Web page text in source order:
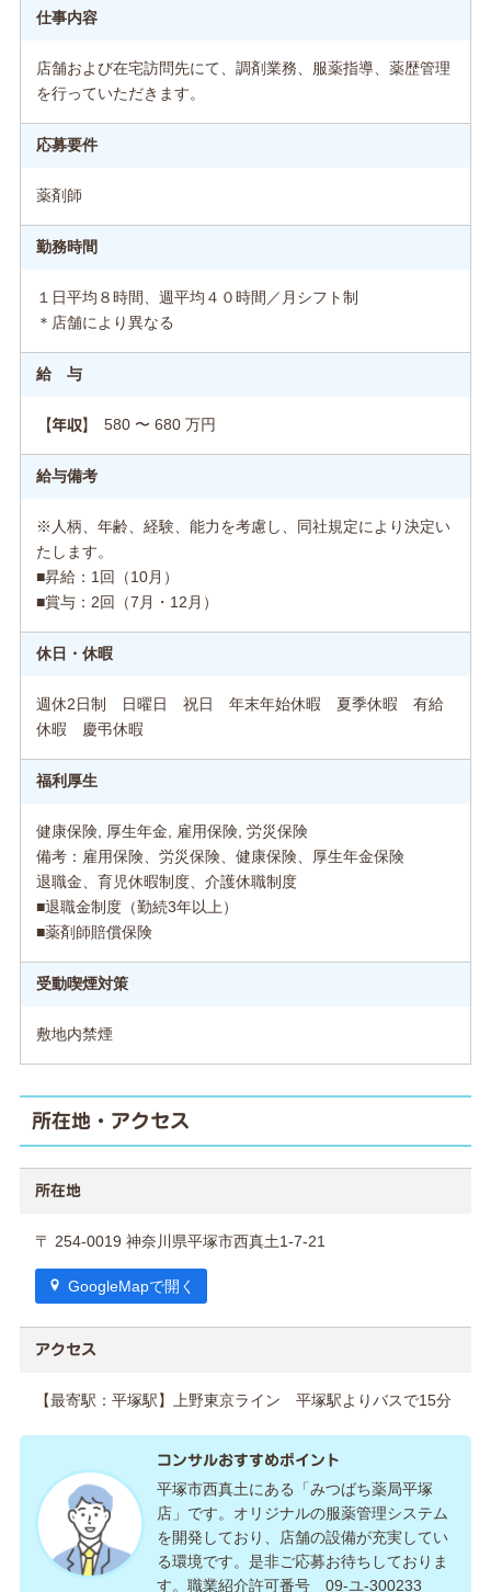
仕事内容
店舗および在宅訪問先にて、調剤業務、服薬指導、薬歴管理
を行っていただきます。
応募要件
薬剤師
勤務時間
１日平均８時間、週平均４０時間／月シフト制
＊店舗により異なる
給 与
【年収】 580 〜 680 万円
給与備考
※人柄、年齢、経験、能力を考慮し、同社規定により決定い
たします。
■昇給：1回（10月）
■賞与：2回（7月・12月）
休日・休暇
週休2日制 日曜日 祝日 年末年始休暇 夏季休暇 有給
休暇 慶弔休暇
福利厚生
健康保険, 厚生年金, 雇用保険, 労災保険
備考：雇用保険、労災保険、健康保険、厚生年金保険
退職金、育児休暇制度、介護休職制度
■退職金制度（勤続3年以上）
■薬剤師賠償保険
受動喫煙対策
敷地内禁煙
所在地・アクセス
所在地
〒 254-0019 神奈川県平塚市西真土1-7-21
GoogleMapで開く
アクセス
【最寄駅：平塚駅】上野東京ライン 平塚駅よりバスで15分
コンサルおすすめポイント
平塚市西真土にある「みつばち薬局平塚
店」です。オリジナルの服薬管理システム
を開発しており、店舗の設備が充実してい
る環境です。是非ご応募お待ちしておりま
す。職業紹介許可番号 09-ユ-300233